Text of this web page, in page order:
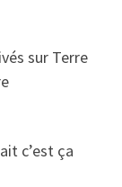
sur Terre
c’est ça